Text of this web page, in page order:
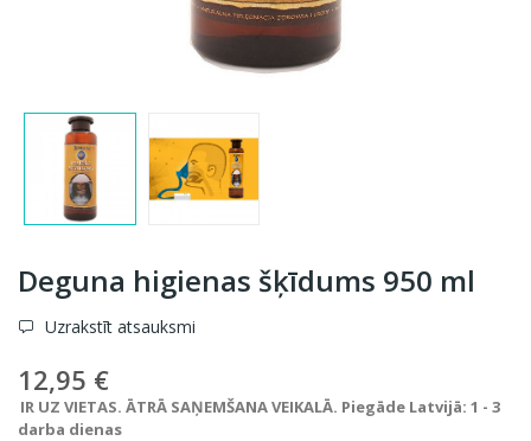
Deguna higienas šķīdums 950 ml
Uzrakstīt atsauksmi
12,95 €
IR UZ VIETAS. ĀTRĀ SAŅEMŠANA VEIKALĀ. Piegāde Latvijā: 1 - 3
darba dienas